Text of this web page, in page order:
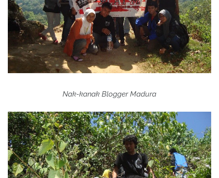
Nak-kanak Blogger Madura